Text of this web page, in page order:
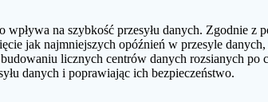
wpływa na szybkość przesyłu danych. Zgodnie z
jak najmniejszych opóźnień w przesyle danych,
licznych centrów danych rozsianych po
danych i poprawiając ich bezpieczeństwo.